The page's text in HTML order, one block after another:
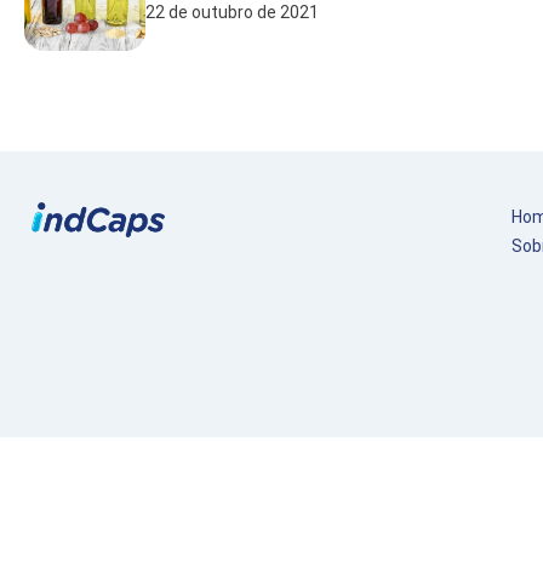
22 de outubro de 2021